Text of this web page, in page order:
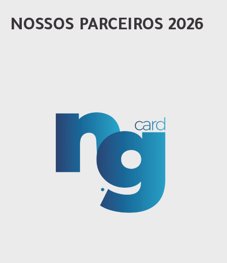
NOSSOS PARCEIROS 2026